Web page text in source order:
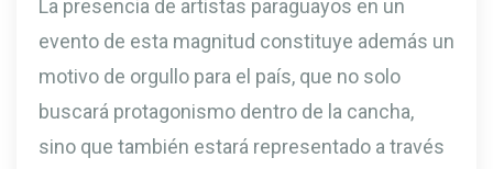
La presencia de artistas paraguayos en un
evento de esta magnitud constituye además un
motivo de orgullo para el país, que no solo
buscará protagonismo dentro de la cancha,
sino que también estará representado a través